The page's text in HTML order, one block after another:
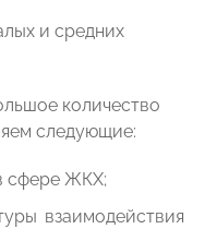
и средних
количество
следующие:
сфере ЖКХ;
взаимодействия